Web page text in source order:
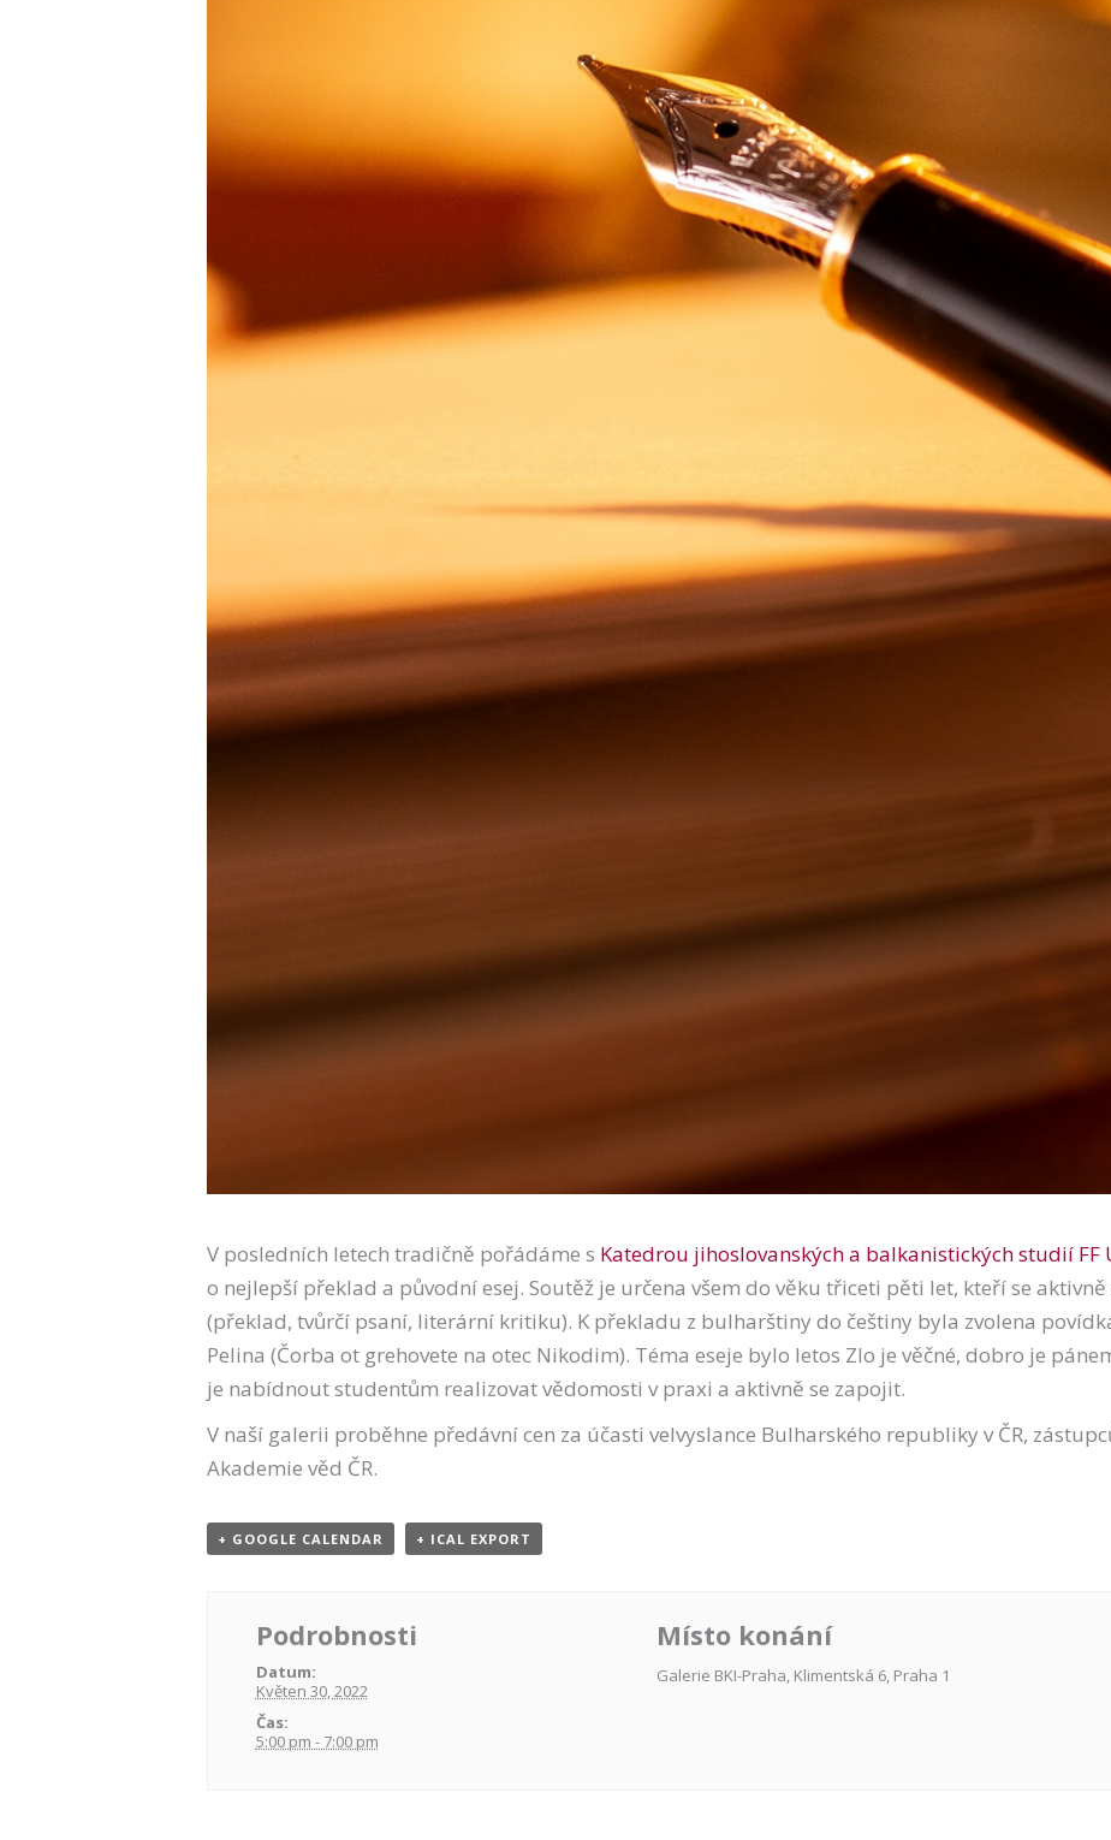
V posledních letech tradičně pořádáme s Katedrou jihoslovanských a balkanistických studií FF
o nejlepší překlad a původní esej. Soutěž je určena všem do věku třiceti pěti let, kteří se
(překlad, tvůrčí psaní, literární kritiku). K překladu z bulharštiny do češtiny byla zvolena
Pelina (Čorba ot grehovete na otec Nikodim). Téma eseje bylo letos Zlo je věčné, dobro je
je nabídnout studentům realizovat vědomosti v praxi a aktivně se zapojit.
V naší galerii proběhne předávní cen za účasti velvyslance Bulharského republiky v ČR,
Akademie věd ČR.
+ GOOGLE CALENDAR + ICAL EXPORT
Podrobnosti
Datum:
Květen 30, 2022
Čas:
5:00 pm - 7:00 pm
Místo konání
Galerie BKI-Praha, Klimentská 6, Praha 1